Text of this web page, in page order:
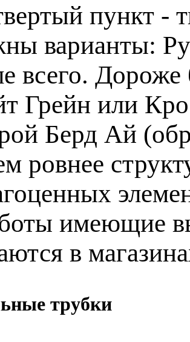
пункт -
варианты:
всего. Дороже
Грейн или
Берд Ай
ровнее
имеющие
в
трубки